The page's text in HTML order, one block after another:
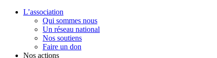
L’association
Qui sommes nous
Un réseau national
Nos soutiens
Faire un don
Nos actions